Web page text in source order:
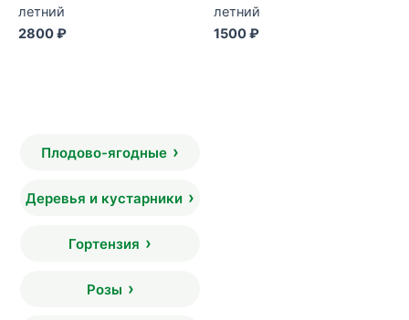
Плодово-ягодные
Деревья и кустарники
Гортензия
Розы
летний
2800 ₽
летний
1500 ₽